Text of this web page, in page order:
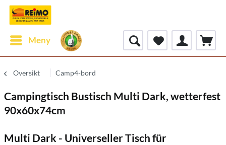
Meny
Oversikt Camp4-bord
Campingtisch Bustisch Multi Dark, wetterfest
90x60x74cm
Multi Dark - Universeller Tisch für